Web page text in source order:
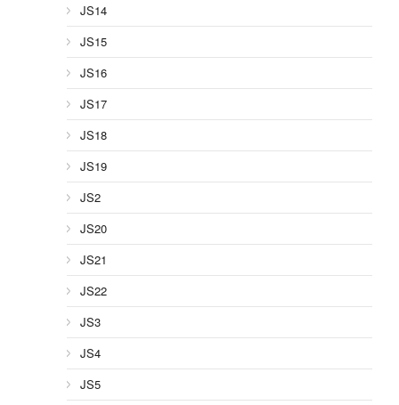
JS14
JS15
JS16
JS17
JS18
JS19
JS2
JS20
JS21
JS22
JS3
JS4
JS5